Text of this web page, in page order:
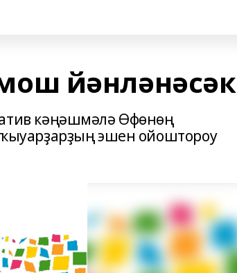
йәнләнәсәк
кәңәшмәлә Өфөнөң
эшен ойоштороу